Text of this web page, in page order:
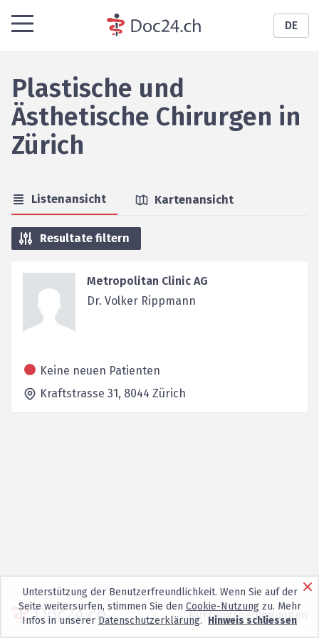
DE
Plastische und
Ästhetische Chirurgen in
Zürich
Listenansicht Kartenansicht
Resultate filtern
Metropolitan Clinic AG
Dr. Volker Rippmann
Keine neuen Patienten
Kraftstrasse 31, 8044 Zürich
Nutzungsbedingungen
Unterstützung der Benutzerfreundlichkeit. Wenn Sie auf der
Seite weitersurfen, stimmen Sie den Cookie-Nutzungzu. Mehr
Infos in unserer Datenschutzerklärung. Hinweis schliessen